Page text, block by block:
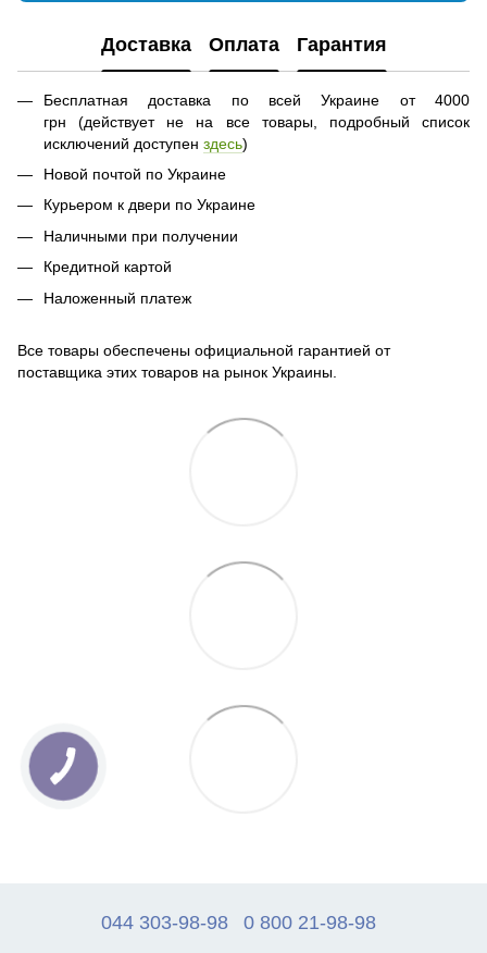
Доставка Оплата Гарантия
Бесплатная доставка по всей Украине от 4000
грн (действует не на все товары, подробный список
исключений доступен здесь)
Новой почтой по Украине
Курьером к двери по Украине
Наличными при получении
Кредитной картой
Наложенный платеж
Все товары обеспечены официальной гарантией от
поставщика этих товаров на рынок Украины.
044 303-98-98 0 800 21-98-98